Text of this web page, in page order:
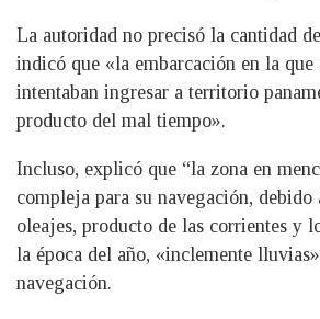
La autoridad no precisó la cantidad
indicó que «la embarcación en la que
intentaban ingresar a territorio
producto del mal tiempo».
Incluso, explicó que “la zona en
compleja para su navegación, debido
oleajes, producto de las corrientes y
la época del año, «inclemente
navegación.